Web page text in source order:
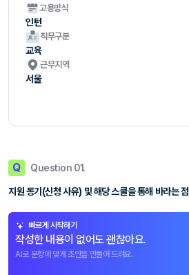
고용방식
인턴
직무구분
교육
근무지역
서울
Q Question 01.
지원 동기(신청 사유) 및 해당 스쿨을 통해 바라는 점
빠르게 시작하기
작성한 내용이 없어도 괜찮아요.
AI로 문항에 맞게 초안을 만들어 드려요.